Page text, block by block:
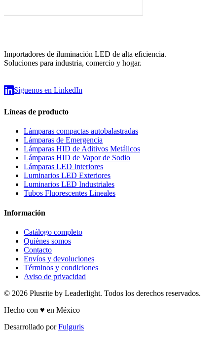
Importadores de iluminación LED de alta eficiencia.
Soluciones para industria, comercio y hogar.
Síguenos en LinkedIn
Líneas de producto
Lámparas compactas autobalastradas
Lámparas de Emergencia
Lámparas HID de Aditivos Metálicos
Lámparas HID de Vapor de Sodio
Lámparas LED Interiores
Luminarios LED Exteriores
Luminarios LED Industriales
Tubos Fluorescentes Lineales
Información
Catálogo completo
Quiénes somos
Contacto
Envíos y devoluciones
Términos y condiciones
Aviso de privacidad
© 2026 Plusrite by Leaderlight. Todos los derechos reservados.
Hecho con ♥ en México
Desarrollado porFulguris